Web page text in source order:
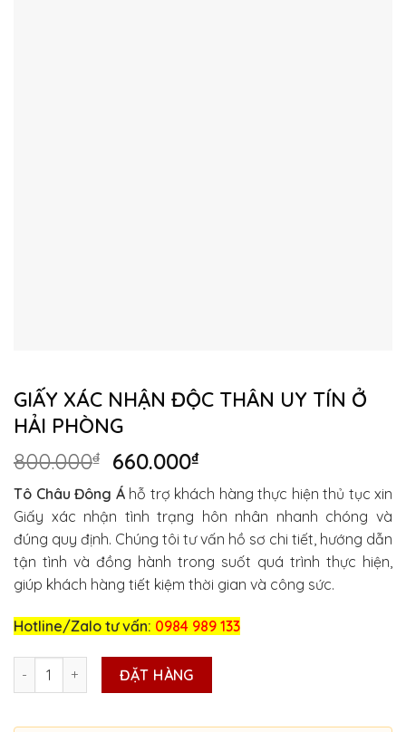
GIẤY XÁC NHẬN ĐỘC THÂN UY TÍN Ở
HẢI PHÒNG
800.000₫
Giá
gốc
là:
800.000₫.
660.000₫Giá
hiện
tại
là:
660.000₫.
Tô Châu Đông Áhỗ trợ khách hàng thực hiện thủ tục xin
Giấy xác nhận tình trạng hôn nhân nhanh chóng và
đúng quy định. Chúng tôi tư vấn hồ sơ chi tiết, hướng dẫn
tận tình và đồng hành trong suốt quá trình thực hiện,
giúp khách hàng tiết kiệm thời gian và công sức.
Hotline/Zalo tư vấn: 0984 989 133
GIẤY XÁC NHẬN ĐỘC THÂN UY TÍN Ở HẢI PHÒNG số lượng
ĐẶT HÀNG